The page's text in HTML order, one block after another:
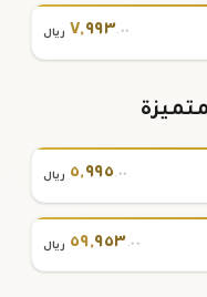
٧,٩٩٣.٠٠ ريال
٥,٩٩٥.٠٠ ريال
٥٩,٩٥٣.٠٠ ريال